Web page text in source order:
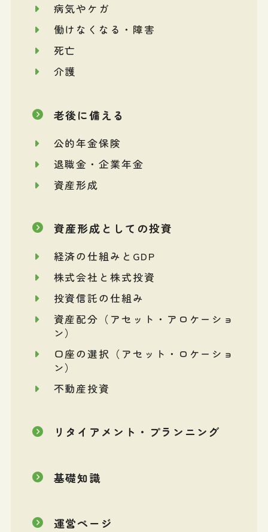
病気やケガ
働けなくなる・障害
死亡
介護
老後に備える
公的年金保険
退職金・企業年金
資産形成
資産形成としての投資
経済の仕組みとGDP
株式会社と株式投資
投資信託の仕組み
資産配分（アセット・アロケーショ
ン）
口座の選択（アセット・ロケーショ
ン）
不動産投資
リタイアメント・プランニング
基礎知識
運営ページ